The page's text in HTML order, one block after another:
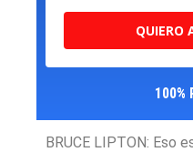
QUIERO
100%
BRUCE LIPTON: Eso